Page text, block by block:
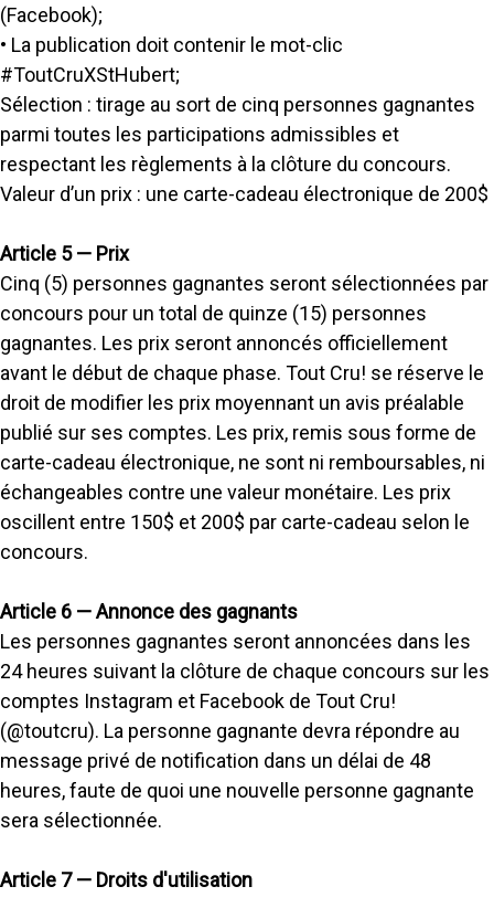
(Facebook);
• La publication doit contenir le mot-clic
#ToutCruXStHubert;
Sélection : tirage au sort de cinq personnes gagnantes
parmi toutes les participations admissibles et
respectant les règlements à la clôture du concours.
Valeur d’un prix : une carte-cadeau électronique de 200$
Article 5 — Prix
Cinq (5) personnes gagnantes seront sélectionnées par
concours pour un total de quinze (15) personnes
gagnantes. Les prix seront annoncés officiellement
avant le début de chaque phase. Tout Cru! se réserve le
droit de modifier les prix moyennant un avis préalable
publié sur ses comptes. Les prix, remis sous forme de
carte-cadeau électronique, ne sont ni remboursables, ni
échangeables contre une valeur monétaire. Les prix
oscillent entre 150$ et 200$ par carte-cadeau selon le
concours.
Article 6 — Annonce des gagnants
Les personnes gagnantes seront annoncées dans les
24 heures suivant la clôture de chaque concours sur les
comptes Instagram et Facebook de Tout Cru!
(@toutcru). La personne gagnante devra répondre au
message privé de notification dans un délai de 48
heures, faute de quoi une nouvelle personne gagnante
sera sélectionnée.
Article 7 — Droits d'utilisation